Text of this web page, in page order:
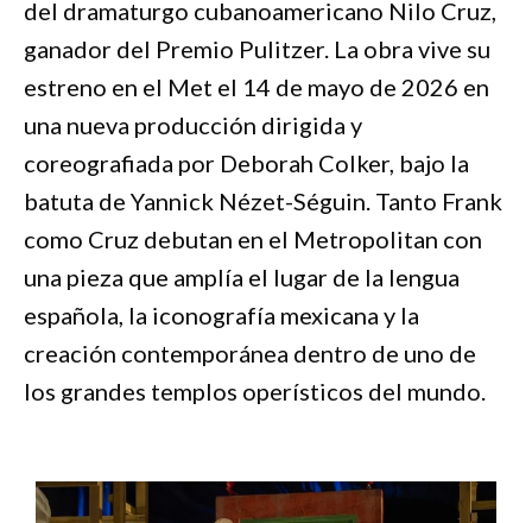
del dramaturgo cubanoamericano Nilo Cruz,
ganador del Premio Pulitzer. La obra vive su
estreno en el Met el 14 de mayo de 2026 en
una nueva producción dirigida y
coreografiada por Deborah Colker, bajo la
batuta de Yannick Nézet-Séguin. Tanto Frank
como Cruz debutan en el Metropolitan con
una pieza que amplía el lugar de la lengua
española, la iconografía mexicana y la
creación contemporánea dentro de uno de
los grandes templos operísticos del mundo.